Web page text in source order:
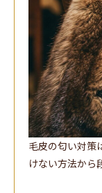
毛皮の匂い対策
けない方法から